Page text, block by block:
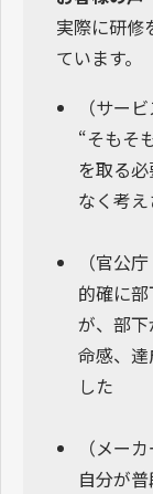
実際に研修
ています。
（サー
“そもそ
を取る
なく考
（官公
的確に
が、部
命感、
した
（メー
自分が